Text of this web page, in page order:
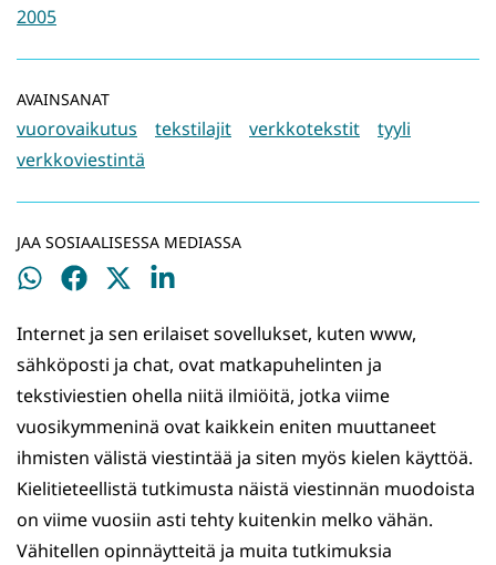
2005
AVAINSANAT
vuorovaikutus tekstilajit verkkotekstit
tyyli
verkkoviestintä
JAA SOSIAALISESSA MEDIASSA
Jaa
Jaa
Jaa
Jaa
Internet ja sen erilaiset sovellukset, kuten www,
sähköposti ja chat, ovat matkapuhelinten ja
tekstiviestien ohella niitä ilmiöitä, jotka viime
vuosikymmeninä ovat kaikkein eniten muuttaneet
ihmisten välistä viestintää ja siten myös kielen käyttöä.
Kielitieteellistä tutkimusta näistä viestinnän muodoista
on viime vuosiin asti tehty kuitenkin melko vähän.
Vähitellen opinnäytteitä ja muita tutkimuksia